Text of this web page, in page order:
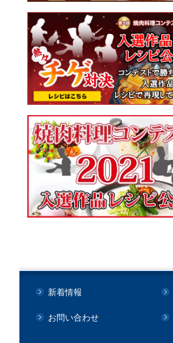
新着情報
お問い合わせ